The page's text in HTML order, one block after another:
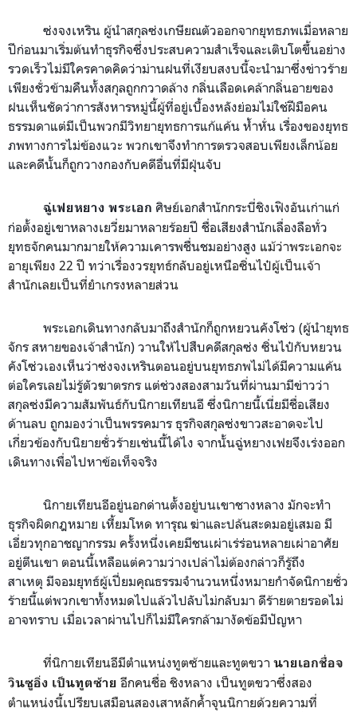
ซ่งจงเหริน ผู้นำสกุลซ่งเกษียณตัวออกจากยุทธภพเมื่อหลาย
ปีก่อนมาเริ่มต้นทำธุรกิจซึ่งประสบความสำเร็จและเติบโตขึ้นอย่าง
รวดเร็วไม่มีใครคาดคิดว่าม่านฝนที่เงียบสงบนี้จะนำมาซึ่งข่าวร้าย
เพียงชั่วข้ามคืนทั้งสกุลถูกกวาดล้าง กลิ่นเลือดเคล้ากลิ่นอายของ
ฝนเห็นชัดว่าการสังหารหมู่นี้ผู้ที่อยู่เบื้องหลังย่อมไม่ใช่ฝีมือคน
ธรรมดาแต่มีเป็นพวกมีวิทยายุทธการแก้แค้น ห้ำหั่น เรื่องของยุทธ
ภพทางการไม่ข้องแวะ พวกเขาจึงทำการตรวจสอบเพียงเล็กน้อย
และคดีนั้นก็ถูกวางกองกับคดีอื่นที่มีฝุ่นจับ
ฉู่เฟยหยาง พระเอก ศิษย์เอกสำนักกระบี่ชิงเฟิงอันเก่าแก่
ก่อตั้งอยู่เขาหลางเยวี่ยมาหลายร้อยปี ชื่อเสียงสำนักเลื่องลือทั่ว
ยุทธจักคนมากมายให้ความเคารพชื่นชมอย่างสูง แม้ว่าพระเอกจะ
อายุเพียง 22 ปี ทว่าเรื่องวรยุทธ์กลับอยู่เหนือซิ่นไป๋ผู้เป็นเจ้า
สำนักเลยเป็นที่ยำเกรงหลายส่วน
พระเอกเดินทางกลับมาถึงสำนักก็ถูกหยวนคังโซ่ว (ผู้นำยุทธ
จักร สหายของเจ้าสำนัก) วานให้ไปสืบคดีสกุลซ่ง ซิ่นไป๋กับหยวน
คังโซ่วเองเห็นว่าซ่งจงเหรินตอนอยู่บนยุทธภพไม่ได้มีความแค้น
ต่อใครเลยไม่รู้ตัวฆาตรกร แต่ช่วงสองสามวันที่ผ่านมามีข่าวว่า
สกุลซ่งมีความสัมพันธ์กับนิกายเทียนอี ซึ่งนิกายนี้เนี่ยมีชื่อเสียง
ด้านลบ ถูกมองว่าเป็นพรรคมาร ธุรกิจสกุลซ่งขาวสะอาดจะไป
เกี่ยวข้องกับนิยายชั่วร้ายเช่นนี้ได้ไง จากนั้นฉู่หยางเฟยจึงเร่งออก
เดินทางเพื่อไปหาข้อเท็จจริง
นิกายเทียนอีอยู่นอกด่านตั้งอยู่บนเขาชางหลาง มักจะทำ
ธุรกิจผิดกฎหมาย เหี้ยมโหด ทารุณ ฆ่าและปล้นสะดมอยู่เสมอ มี
เอี่ยวทุกอาชญากรรม ครั้งหนึ่งเคยมีชนเผ่าเร่ร่อนหลายเผ่าอาศัย
อยู่ตีนเขา ตอนนี้เหลือแต่ความว่างเปล่าไม่ต้องกล่าวก็รู้ถึง
สาเหตุ มีจอมยุทธ์ผู้เปี่ยมคุณธรรมจำนวนหนึ่งหมายกำจัดนิกายชั่ว
ร้ายนี้แต่พวกเขาทั้งหมดไปแล้วไปลับไม่กลับมา ดีร้ายตายรอดไม่
อาจทราบ เมื่อเวลาผ่านไปก็ไม่มีใครกล้ามางัดข้อมีปัญหา
ที่นิกายเทียนอีมีตำแหน่งทูตซ้ายและทูตขวา นายเอกชื่อจ
วินซูอิ่ง เป็นทูตซ้าย อีกคนชื่อ ชิงหลาง เป็นทูตขวาซึ่งสอง
ตำแหน่งนี้เปรียบเสมือนสองเสาหลักค้ำจุนนิกายด้วยความที่